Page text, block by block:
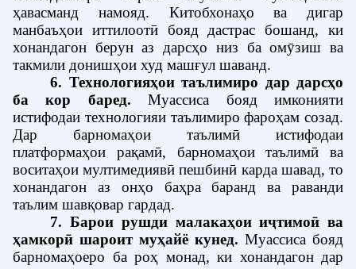
ҳавасманд намояд. Китобхонаҳо ва дигар
манбаъҳои иттилоотӣ бояд дастрас бошанд, ки
хонандагон берун аз дарсҳо низ ба омӯзиш ва
такмили донишҳои худ машғул шаванд.
6. Технологияҳои таълимиро дар дарсҳо
ба кор баред.Муассиса бояд имконияти
истифодаи технологияи таълимиро фароҳам созад.
Дар барномаҳои таълимӣ истифодаи
платформаҳои рақамӣ, барномаҳои таълимӣ ва
воситаҳои мултимедиявӣ пешбинӣ карда шавад, то
хонандагон аз онҳо баҳра баранд ва раванди
таълим шавқовар гардад.
7. Барои рушди малакаҳои иҷтимоӣ ва
ҳамкорӣ шароит муҳайё кунед. Муассиса бояд
барномаҳоеро ба роҳ монад, ки хонандагон дар